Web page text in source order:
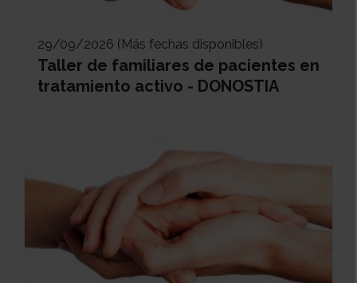
29/09/2026 (Más fechas disponibles)
Taller de familiares de pacientes en
tratamiento activo - DONOSTIA